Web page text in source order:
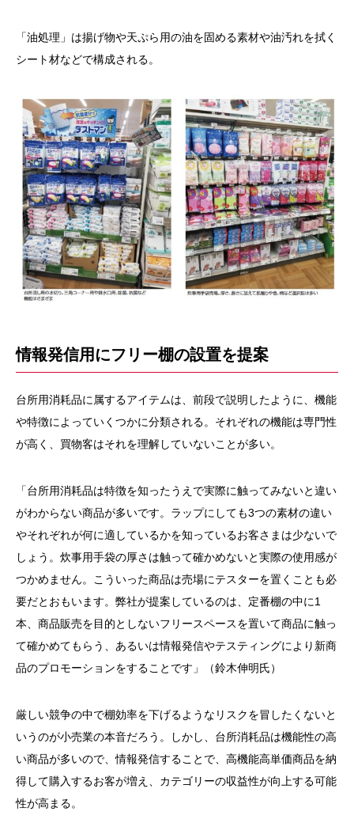
「油処理」は揚げ物や天ぷら用の油を固める素材や油汚れを拭く
シート材などで構成される。
情報発信用にフリー棚の設置を提案
台所用消耗品に属するアイテムは、前段で説明したように、機能
や特徴によっていくつかに分類される。それぞれの機能は専門性
が高く、買物客はそれを理解していないことが多い。
「台所用消耗品は特徴を知ったうえで実際に触ってみないと違い
がわからない商品が多いです。ラップにしても3つの素材の違い
やそれぞれが何に適しているかを知っているお客さまは少ないで
しょう。炊事用手袋の厚さは触って確かめないと実際の使用感が
つかめません。こういった商品は売場にテスターを置くことも必
要だとおもいます。弊社が提案しているのは、定番棚の中に1
本、商品販売を目的としないフリースペースを置いて商品に触っ
て確かめてもらう、あるいは情報発信やテスティングにより新商
品のプロモーションをすることです」（鈴木伸明氏）
厳しい競争の中で棚効率を下げるようなリスクを冒したくないと
いうのが小売業の本音だろう。しかし、台所消耗品は機能性の高
い商品が多いので、情報発信することで、高機能高単価商品を納
得して購入するお客が増え、カテゴリーの収益性が向上する可能
性が高まる。